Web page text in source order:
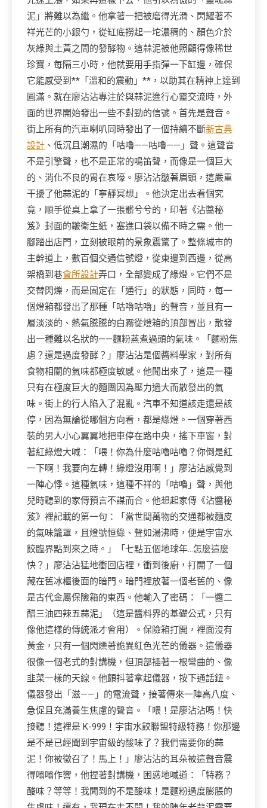
泥」將難以為繼。他拿著一把被磨得光滑、閃耀著不
祥光芒的小銀勺，從缸底撈起一坨濃稠的、顏色介於
灰綠與土黃之間的發酵物。這蒜泥被他照顧得像稀世
珍寶，每隔三小時，他就要用手指彈一下缸邊，確保
它能感受到**「溫和的震動」**，以助其在精神上達到
圓滿。就在廖沾沾專注於與蒜泥進行心靈交流時，外
面的世界開始發出一些不對勁的信號。首先是聲音。
街上所有的汽車喇叭同時發出了一個持續不斷新古典
設計 、低沉且潮濕的「咕嚕——咕嚕——」聲。這聲音
不是引擎聲，也不是正常的鳴笛聲，而像是一個巨大
的、消化不良的胃在哀嚎。廖沾沾皺著眉頭，這嚴重
干擾了他蒜泥的「寧靜冥想」。他決定出去看個究
竟，順手從桌上拿了一張髒兮兮的，印著《沾醬秘
笈》封面的皺衛生紙，塞進口袋以備不時之需。他一
腳踏出店門，立刻被眼前的景象震驚了。整條城市的
主幹道上，數百個交通信號燈，從東邊到西邊，從高
架橋到巷會所設計弄口，全部變成了綠燈。它們不是
交替閃爍，而是固定在「通行」的狀態，同時，每一
個燈箱都發出了那種「咕嚕咕嚕」的聲音，並且有一
層淡淡的、熱氣騰騰的白霧從燈箱的頂部冒出，散發
出一種難以名狀的——麵粉蒸煮過頭的氣味。「麵粉焦
慮？還是過度發酵？」廖沾沾是個醬料學家，對所有
食物相關的氣味都極度敏感。他聞出來了，這是一種
只有在極度巨大的麵團因為壓力過大而散發出的氣
味。街上的行人陷入了混亂。汽車不知道該走還是該
停，因為無論從哪個方向看，都是綠燈。一個穿著西
裝的男人小心翼翼地把車停在路中央，搖下車窗，對
著紅綠燈大喊：「喂！你為什麼咕嚕咕嚕？你倒是紅
一下啊！我要向左轉！綠燈沒用啊！」廖沾沾感覺到
一陣心悸。這種氣味，這種不祥的「咕嚕」聲，與他
兒時聽到的家傳預言不謀而合。他想起家傳《沾醬秘
笈》裡記載的第一句：「當世間萬物的交通都被麵皮
的氣味籠罩，且燈號恒綠、聲如湯沸時，便是宇宙水
餃臨界點到來之時。」「七點五個地球年…怎麼這麼
快？」廖沾沾猛地衝回店裡，衝到後廚，打開了一個
藏在舊冰櫃後面的暗門。暗門裡放著一個老舊的、像
是古代金屬保險箱的東西。他輸入了密碼：「一醬二
醋三油四辣五蒜泥」（這是醬料界的基礎公式，只有
像他這樣的傳統派才會用）。保險箱打開，裡面沒有
黃金，只有一個閃爍著詭異紅色光芒的儀器。這儀器
很像一個老式的對講機，但頂部插著一根彎曲的、像
韭菜一樣的天線。他顫抖著拿起儀器，按下通話鈕。
儀器發出「滋——」的電流聲，接著傳來一陣高八度、
急促且充滿養生焦慮的聲音。「喂！是廖沾沾嗎！快
接聽！這裡是 K-999！宇宙水餃聯盟特級特務！你那邊
是不是已經聞到宇宙級的酸味了？我們需要你的蒜
泥！你被徵召了！馬上！」廖沾沾的耳朵被這聲音震
得嗡嗡作響，他捏著對講機，困惑地喊道：「特務？
酸味？等等！我聞到的不是酸味！是麵粉過度膨脹的